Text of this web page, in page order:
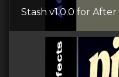
Stash v1.0.0 for